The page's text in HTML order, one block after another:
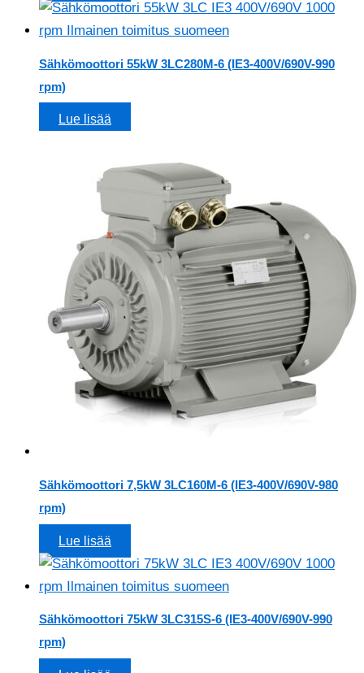
Sähkömoottori 55kW 3LC280M-6 (IE3-400V/690V-990
rpm)
Lue lisää
Sähkömoottori 7,5kW 3LC160M-6 (IE3-400V/690V-980
rpm)
Lue lisää
Sähkömoottori 75kW 3LC315S-6 (IE3-400V/690V-990
rpm)